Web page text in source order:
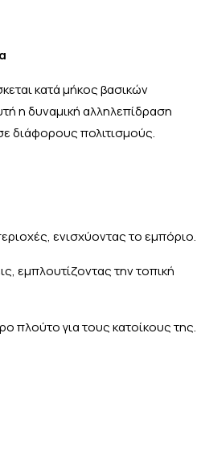
κατά μήκος βασικών
η δυναμική αλληλεπίδραση
διάφορους πολιτισμούς.
ενισχύοντας το εμπόριο.
εμπλουτίζοντας την τοπική
πλούτο για τους κατοίκους της.